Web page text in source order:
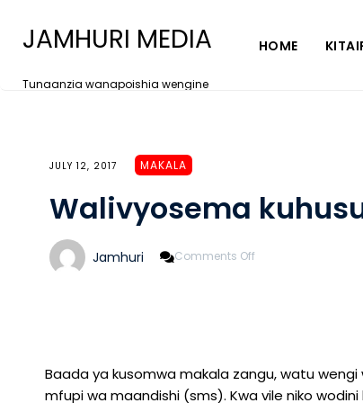
JAMHURI MEDIA
Tunaanzia wanapoishia wengine
HOME
JULY 12, 2017 MAKALA
Walivyosema
Jamhuri Comments Off
Baada ya kusomwa makala zangu, watu
mfupi wa maandishi (sms). Kwa vile niko